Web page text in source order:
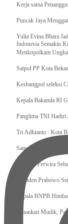
Kerja sama
Puncak Jaya
Yulia Evina Bhara
Indonesia Semakin
Menkopolkam
Satpol PP Kota
Kesbangpol seleksi
Kepala Bakamla RI
Panglima TNI Hadiri
Tri Adhianto : Kota
Satgas Yonif 715/Mtl
Sumpah Perwira
Presiden Prabowo
Kepala BNPB
Amankan Mudik,